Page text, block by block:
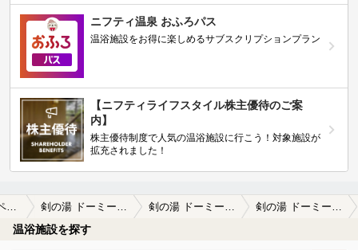
ニフティ温泉 おふろパス
温浴施設をお得に楽しめるサブスクリプションプラン
【ニフティライフスタイル株主優待のご案
内】
株主優待制度で人気の温浴施設に行こう！対象施設が
拡充されました！
立山黒部アルペンルート周辺 剣の湯 ドーミーイン富山 剣の湯 ドーミーイン富山の口コミ一覧 剣の湯 ドーミーイン富山の口コミ とにかく、温泉のお湯の質が最高に良かっ…
温浴施設を探す